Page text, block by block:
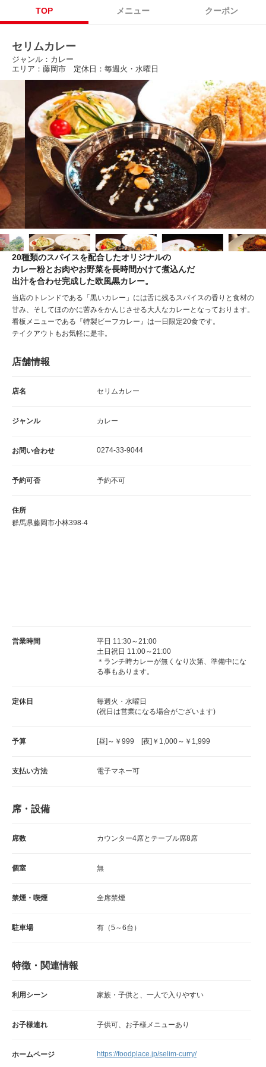
TOP メニュー クーポン
セリムカレー
ジャンル：カレー
エリア：藤岡市 定休日：毎週火・水曜日
20種類のスパイスを配合したオリジナルの
カレー粉とお肉やお野菜を長時間かけて煮込んだ
出汁を合わせ完成した欧風黒カレー。
当店のトレンドである「黒いカレー」には舌に残るスパイスの香りと食材の
甘み、そしてほのかに苦みをかんじさせる大人なカレーとなっております。
看板メニューである『特製ビーフカレー』は一日限定20食です。
テイクアウトもお気軽に是非。
店舗情報
店名 セリムカレー
ジャンル カレー
お問い合わせ 0274-33-9044
予約可否 予約不可
住所
群馬県藤岡市小林398-4
営業時間
平日 11:30～21:00
土日祝日 11:00～21:00
＊ランチ時カレーが無くなり次第、準備中にな
る事もあります。
定休日
毎週火・水曜日
(祝日は営業になる場合がございます)
予算 [昼]～￥999 [夜]￥1,000～￥1,999
支払い方法 電子マネー可
席・設備
席数 カウンター4席とテーブル席8席
個室 無
禁煙・喫煙 全席禁煙
駐車場 有（5～6台）
特徴・関連情報
利用シーン 家族・子供と、一人で入りやすい
お子様連れ 子供可、お子様メニューあり
ホームページ https://foodplace.jp/selim-curry/